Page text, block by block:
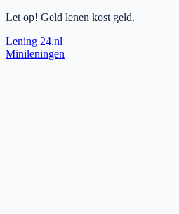
Let op! Geld lenen kost geld.
Lening 24.nl
Minileningen